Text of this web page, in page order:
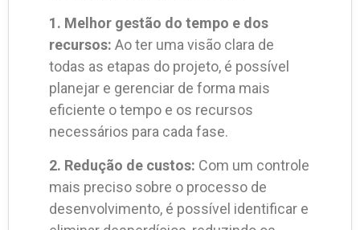
1. Melhor gestão do tempo e dos
recursos: Ao ter uma visão clara de
todas as etapas do projeto, é possível
planejar e gerenciar de forma mais
eficiente o tempo e os recursos
necessários para cada fase.
2. Redução de custos: Com um controle
mais preciso sobre o processo de
desenvolvimento, é possível identificar e